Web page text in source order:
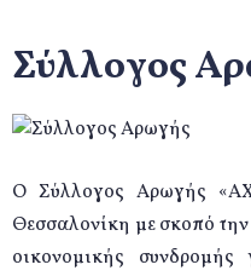
Σύλλογος
Ο Σύλλογος Αρωγής
Θεσσαλονίκη με σκοπό
οικονομικής